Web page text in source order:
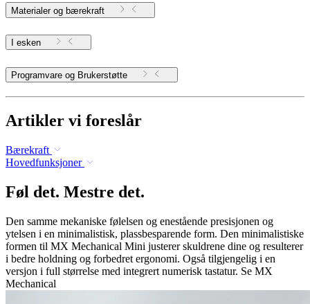
Materialer og bærekraft
I esken
Programvare og Brukerstøtte
Artikler vi foreslår
Bærekraft
Hovedfunksjoner
Føl det. Mestre det.
Den samme mekaniske følelsen og enestående presisjonen og
ytelsen i en minimalistisk, plassbesparende form. Den minimalistiske
formen til MX Mechanical Mini justerer skuldrene dine og resulterer
i bedre holdning og forbedret ergonomi. Også tilgjengelig i en
versjon i full størrelse med integrert numerisk tastatur. Se MX
Mechanical